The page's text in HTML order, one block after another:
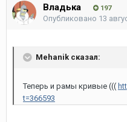
Владька 197
Опубликовано 13
Mehanik сказал:
Теперь и рамы кривые (((
t=366593